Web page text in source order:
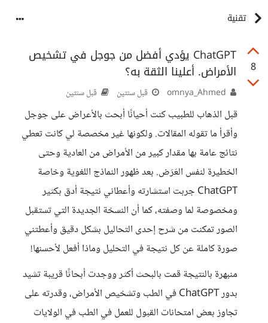
تقنية
8
ChatGPT يؤدي أفضل من جوجل في تشخيص
الأمراض. أعلينا الثقة به؟
قبل سنتين قبل سنتين
قبل الذهاب للطبيب كنت أحيانًا أبحث بالأعراض على جوجل
وأقرأ ما تقوله المقالات. ولكونها غير مخصصة لي كانت تعطي
نتائج عامة بها مقدار كبير من الأمراض من العادية وحتى
الخطيرة لنفس العَرَض. بعد ظهور النماذج اللغوية وخاصة
ChatGPT جربت استشارته وأعطاني نتيجة أدق بكثير
ومخصوصة لما وصفته، كما أن النسخة الجديدة التي تستقبل
الصور تمكنت من شرح إحدى التحاليل بشكل دقيق وأعطتني
صورة كاملة عن كل نتيجة في التحليل وماذا أفعل لأحسنها!
منبهرة بالنتيجة قمت بالبحث أكثر ووجدت أبحاثًا قريبة تشيد
بدور ChatGPT في الطب وتشخيص الأمراض، وقدرته على
تجاوز بعض امتحانات القبول للعمل في الطب في الولايات